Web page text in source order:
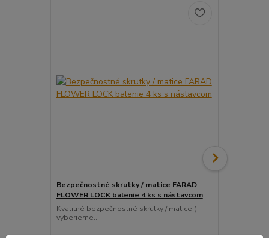
Bezpečnostné skrutky / matice FARAD
FLOWER LOCK balenie 4 ks s nástavcom
Kvalitné bezpečnostné skrutky / matice (
vyberieme...